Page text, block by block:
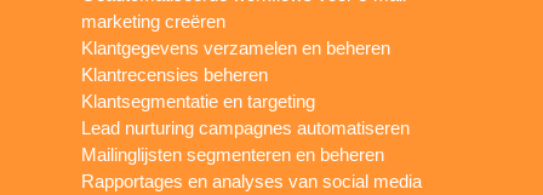
marketing creëren
Klantgegevens verzamelen en beheren
Klantrecensies beheren
Klantsegmentatie en targeting
Lead nurturing campagnes automatiseren
Mailinglijsten segmenteren en beheren
Rapportages en analyses van social media